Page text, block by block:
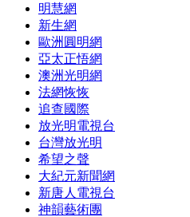
明慧網
新生網
歐洲圓明網
亞太正悟網
澳洲光明網
法網恢恢
追查國際
放光明電視台
台灣放光明
希望之聲
大紀元新聞網
新唐人電視台
神韻藝術團